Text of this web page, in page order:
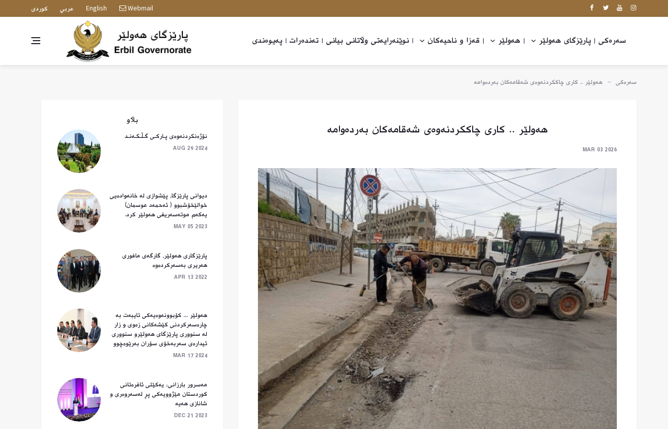
كوردى عربي English Webmail
سەرەکی پارێزگای هەولێر هەولێر قه‌زا و ناحیه‌كان نوێنه‌رایه‌تی وڵاتانی بیانی ته‌نده‌رات په‌یوه‌ندی
سەرەکی هەولێر .. كاری چاككردنەوەی شەقامەكان بەردەوامە
هەولێر .. كاری چاككردنەوەی شەقامەكان بەردەوامە
MAR 03 2026
بڵاو
نۆژەنکردنەوەی پـارکـی گـڵـکـەنـد
AUG 29 2024
دیوانی پارێزگا، پێشوازی لە خانەوادەیی
خوالێخۆشبوو ( ئەحمەد عوسمان)
یەکەم موتەسەریفی هەولێر کرد.
MAY 05 2023
پارێزگاری هەولێر، گارگەی مافوری
هەریری بەسەرکردەوە
APR 13 2022
هه‌ولێر ... كۆبوونه‌وه‌یه‌كی تایبه‌ت به‌
چاره‌سه‌ركردنی کێشه‌كانی‌ زه‌وی و زار
له‌ سنووری پارێزگای هه‌ولێرو سنووری
ئیداره‌ی سه‌ربه‌خۆی سۆران به‌رێوه‌چوو
MAR 17 2024
مەسرور بارزانی: یەكێتی ئافرەتانی
كوردستان مێژوویەكی پڕ لەسەروەری و
شانازی هەیە
DEC 21 2023